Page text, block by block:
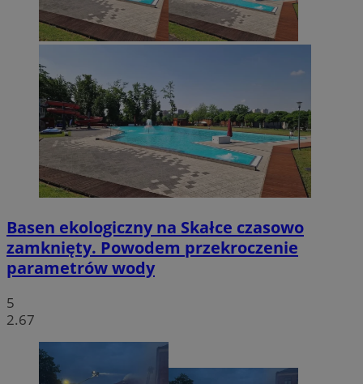
Basen ekologiczny na Skałce czasowo
zamknięty. Powodem przekroczenie
parametrów wody
5
2.67